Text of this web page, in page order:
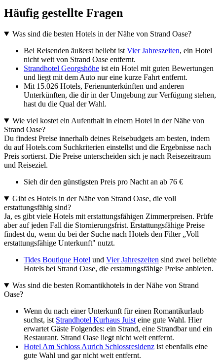
Häufig gestellte Fragen
Was sind die besten Hotels in der Nähe von Strand Oase?
Bei Reisenden äußerst beliebt ist Vier Jahreszeiten, ein Hotel
nicht weit von Strand Oase entfernt.
Strandhotel Georgshöhe ist ein Hotel mit guten Bewertungen
und liegt mit dem Auto nur eine kurze Fahrt entfernt.
Mit 15.026 Hotels, Ferienunterkünften und anderen
Unterkünften, die dir in der Umgebung zur Verfügung stehen,
hast du die Qual der Wahl.
Wie viel kostet ein Aufenthalt in einem Hotel in der Nähe von
Strand Oase?
Du findest Preise innerhalb deines Reisebudgets am besten, indem
du auf Hotels.com Suchkriterien einstellst und die Ergebnisse nach
Preis sortierst. Die Preise unterscheiden sich je nach Reisezeitraum
und Reiseziel.
Sieh dir den günstigsten Preis pro Nacht an ab 76 €
Gibt es Hotels in der Nähe von Strand Oase, die voll
erstattungsfähig sind?
Ja, es gibt viele Hotels mit erstattungsfähigen Zimmerpreisen. Prüfe
aber auf jeden Fall die Stornierungsfrist. Erstattungsfähige Preise
findest du, wenn du bei der Suche nach Hotels den Filter „Voll
erstattungsfähige Unterkunft" nutzt.
Tides Boutique Hotel und Vier Jahreszeiten sind zwei beliebte
Hotels bei Strand Oase, die erstattungsfähige Preise anbieten.
Was sind die besten Romantikhotels in der Nähe von Strand
Oase?
Wenn du nach einer Unterkunft für einen Romantikurlaub
suchst, ist Strandhotel Kurhaus Juist eine gute Wahl. Hier
erwartet Gäste Folgendes: ein Strand, eine Strandbar und ein
Restaurant. Strand Oase liegt nicht weit entfernt.
Hotel Am Schloss Aurich Schlossresidenz ist ebenfalls eine
gute Wahl und gar nicht weit entfernt.